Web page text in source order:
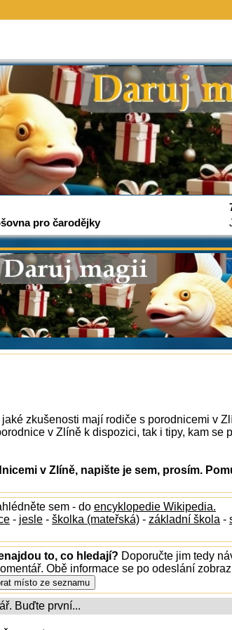
pro čarodějky
zkušenosti mají rodiče s porodnicemi v
v Zlíně k dispozici, tak i tipy, kam se
v Zlíně, napište je sem, prosím.
sem - do encyklopedie Wikipedia.
- jesle - školka (mateřská) - základní škola -
to, co hledají? Doporučte jim tedy
Obě informace se po odeslání
Buďte první...